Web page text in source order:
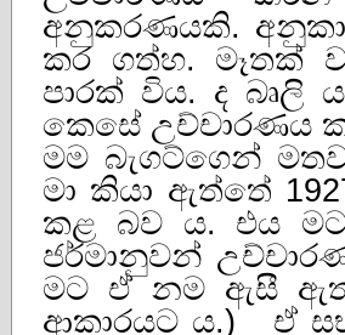
අනුකරණයකි.
කර ගත්හ. මෑතක්
පාරක් විය. ද බෘලි
කෙසේ උච්චාරණය
මම බැගට්ගෙන්
මා කියා ඇත්තේ
කළ බව ය. එය මට
ජර්මානුවන්
මට ඒ නම ඇසී
ආකාරයට ය.) ඒ